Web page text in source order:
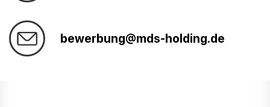
bewerbung@mds-holding.de